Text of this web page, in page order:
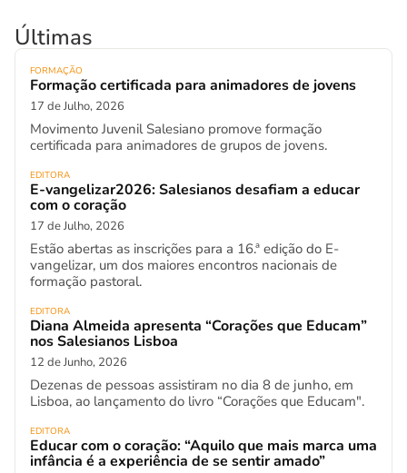
Últimas
FORMAÇÃO
Formação certificada para animadores de jovens
17 de Julho, 2026
Movimento Juvenil Salesiano promove formação
certificada para animadores de grupos de jovens.
EDITORA
E-vangelizar2026: Salesianos desafiam a educar
com o coração
17 de Julho, 2026
Estão abertas as inscrições para a 16.ª edição do E-
vangelizar, um dos maiores encontros nacionais de
formação pastoral.
EDITORA
Diana Almeida apresenta “Corações que Educam”
nos Salesianos Lisboa
12 de Junho, 2026
Dezenas de pessoas assistiram no dia 8 de junho, em
Lisboa, ao lançamento do livro “Corações que Educam".
EDITORA
Educar com o coração: “Aquilo que mais marca uma
infância é a experiência de se sentir amado”